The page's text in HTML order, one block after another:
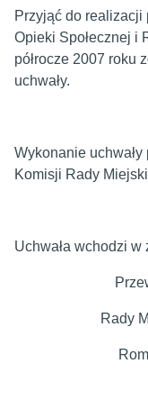
Przyjąć do
Opieki Społecznej i
półrocze 2007 roku
uchwały.
§
Wykonanie
Komisji Rady
§
Uchwała wchodzi
Rady
Roman